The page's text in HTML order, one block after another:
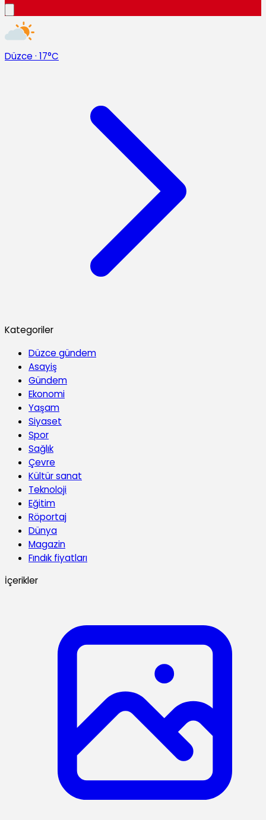
Düzce · 17°C
Kategoriler
Düzce gündem
Asayiş
Gündem
Ekonomi
Yaşam
Siyaset
Spor
Sağlık
Çevre
Kültür sanat
Teknoloji
Eğitim
Röportaj
Dünya
Magazin
Fındık fiyatları
İçerikler